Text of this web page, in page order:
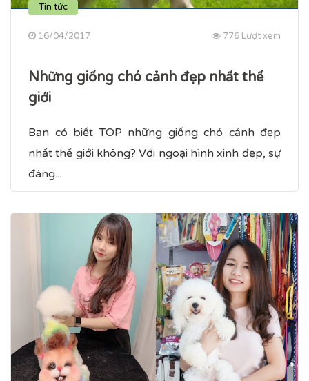
Tin tức
16/04/2017 776 Lượt xem
Những giống chó cảnh đẹp nhất thế
giới
Bạn có biết TOP những giống chó cảnh đẹp
nhất thế giới không? Với ngoại hình xinh đẹp, sự
đáng...